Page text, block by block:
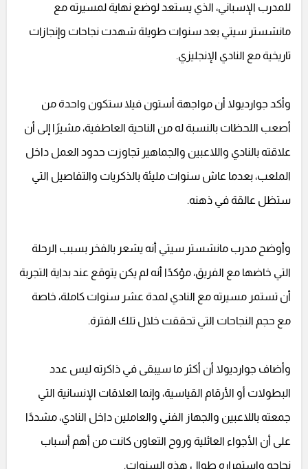
للمدرب الإسباني، الذي يستعد لوضع نهاية لمسيرته مع
مانشستر سيتي بعد سنوات طويلة شهدت نجاحات وإنجازات
تاريخية مع النادي الإنجليزي.
وأكد جوارديولا أن مواجهة أستون فيلا ستكون واحدة من
أصعب اللحظات بالنسبة له من الناحية العاطفية، مشيرًا إلى أن
علاقته بالنادي واللاعبين والجماهير تجاوزت حدود العمل داخل
الملعب، بعدما عاش سنوات مليئة بالذكريات والتفاصيل التي
ستظل عالقة في ذهنه.
وأوضح مدرب مانشستر سيتي أنه يشعر بالفخر بسبب الرحلة
التي خاضها مع الفريق، مؤكدًا أنه لم يكن يتوقع عند بداية التجربة
أن تستمر مسيرته مع النادي لمدة عشر سنوات كاملة، خاصة
مع حجم النجاحات التي تحققت خلال تلك الفترة.
وأضاف جوارديولا أن أكثر ما سيبقى في ذاكرته ليس عدد
البطولات أو الأرقام القياسية، وإنما العلاقات الإنسانية التي
جمعته باللاعبين والجهاز الفني والعاملين داخل النادي، مشددًا
على أن الأجواء العائلية وروح التعاون كانت من أهم أسباب
نجاحه واستمراره طوال هذه السنوات.